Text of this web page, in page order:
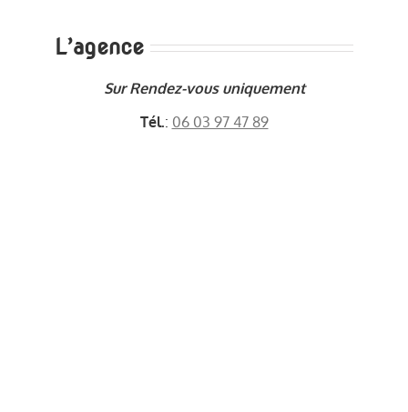
L’agence
Sur Rendez-vous uniquement
Tél.: 06 03 97 47 89